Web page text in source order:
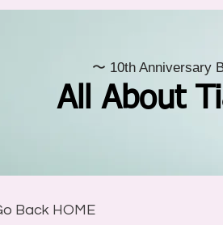
All About
〜 10th Anniversary
Back HOME